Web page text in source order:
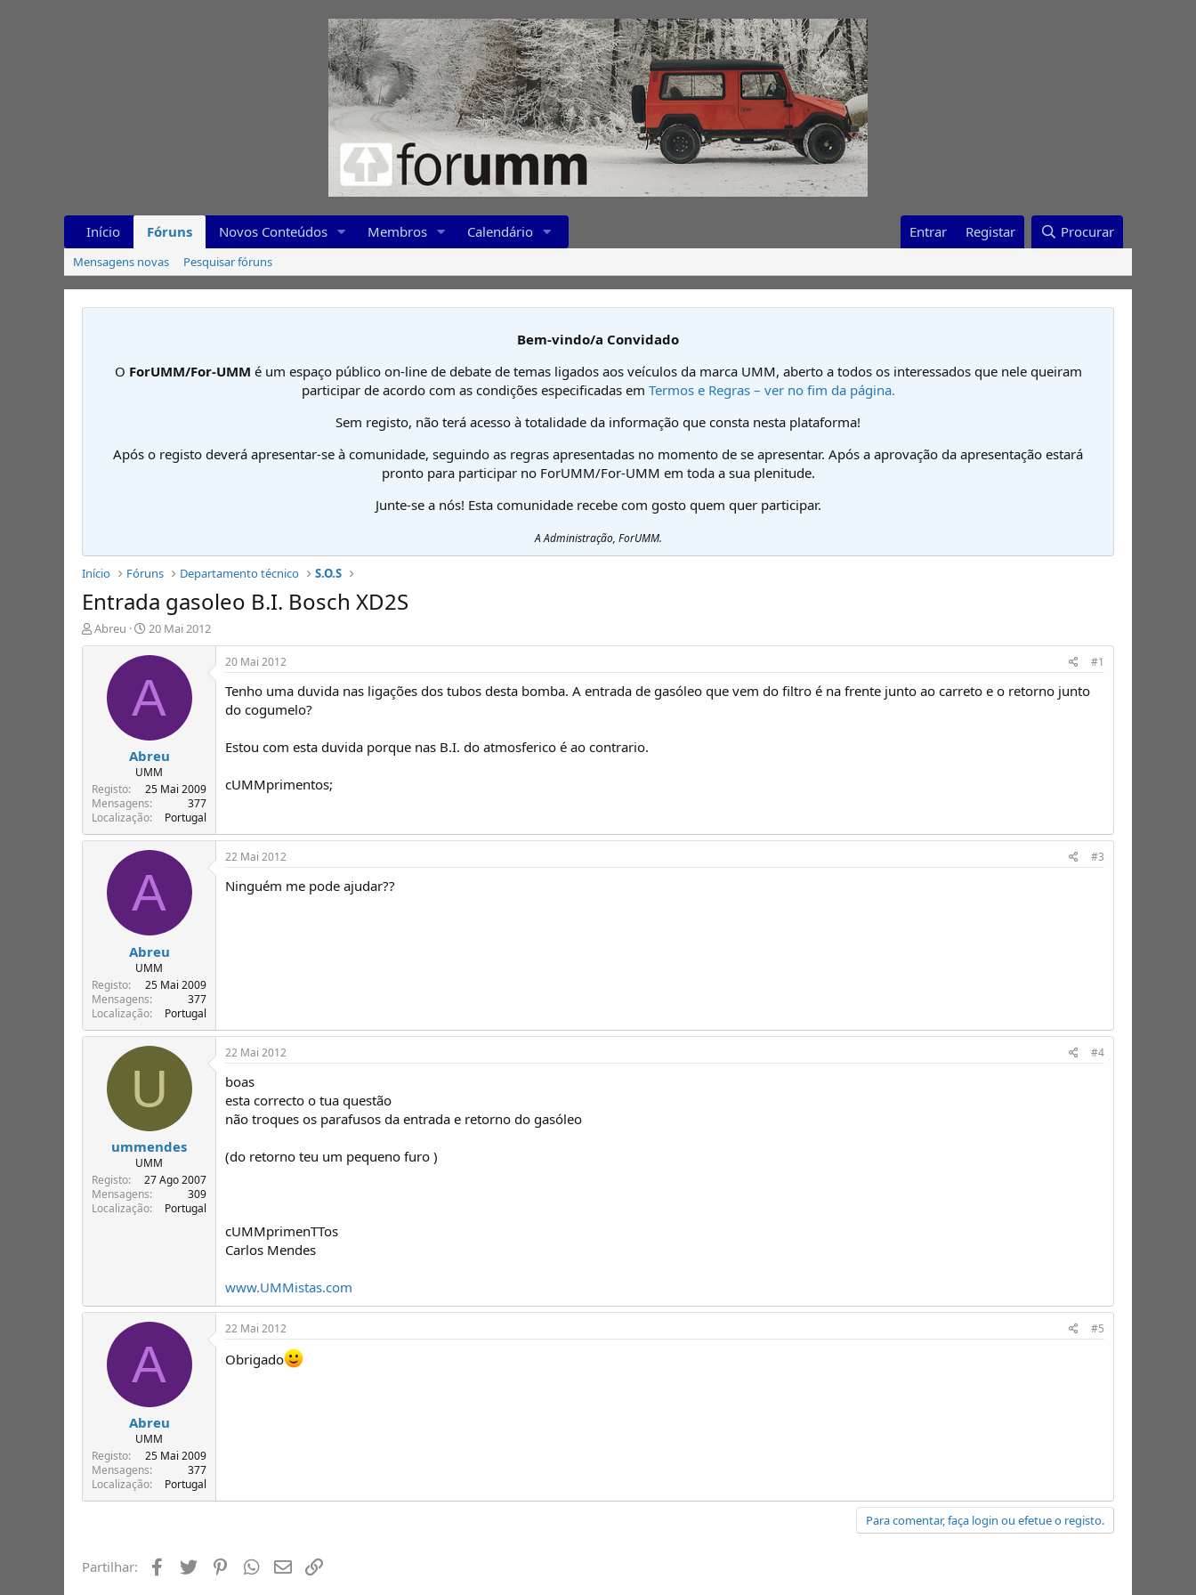
Início Fóruns Novos Conteúdos Membros Calendário Entrar Registar Procurar
Mensagens novas Pesquisar fóruns
Bem-vindo/a Convidado
O ForUMM/For-UMM é um espaço público on-line de debate de temas ligados aos veículos da marca UMM, aberto a todos os interessados que nele queiram
participar de acordo com as condições especificadas em Termos e Regras – ver no fim da página.
Sem registo, não terá acesso à totalidade da informação que consta nesta plataforma!
Após o registo deverá apresentar-se à comunidade, seguindo as regras apresentadas no momento de se apresentar. Após a aprovação da apresentação estará
pronto para participar no ForUMM/For-UMM em toda a sua plenitude.
Junte-se a nós! Esta comunidade recebe com gosto quem quer participar.
A Administração, ForUMM.
Início Fóruns Departamento técnico S.O.S
Entrada gasoleo B.I. Bosch XD2S
I
n
e
T
ó
p
Abreu
D
a
t
d
e
n
í
c
i
o
20 Mai 2012
A
Abreu
UMM
Registo
25 Mai 2009
Mensagens
377
Localização
Portugal
20 Mai 2012 #1
Tenho uma duvida nas ligações dos tubos desta bomba. A entrada de gasóleo que vem do filtro é na frente junto ao carreto e o retorno junto
do cogumelo?
Estou com esta duvida porque nas B.I. do atmosferico é ao contrario.
cUMMprimentos;
A
Abreu
UMM
Registo
25 Mai 2009
Mensagens
377
Localização
Portugal
22 Mai 2012 #3
Ninguém me pode ajudar??
U
ummendes
UMM
Registo
27 Ago 2007
Mensagens
309
Localização
Portugal
22 Mai 2012 #4
boas
esta correcto o tua questão
não troques os parafusos da entrada e retorno do gasóleo
(do retorno teu um pequeno furo )
cUMMprimenTTos
Carlos Mendes
www.UMMistas.com
A
Abreu
UMM
Registo
25 Mai 2009
Mensagens
377
Localização
Portugal
22 Mai 2012 #5
Obrigado
Para comentar, faça login ou efetue o registo.
Partilhar: Facebook
Twitter PinterestWhatsapp
Email